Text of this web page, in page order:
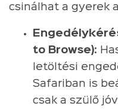
csinálhat a gyerek
to Browse):
letöltési
Safariban is
csak a szülő